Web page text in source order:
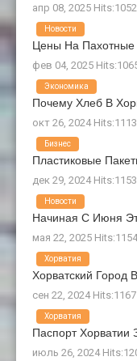
апр 08, 2025 Hits:1052
Цены На
фев 04, 2025
Новости
Почему Хлеб В
окт 26, 2024 Hits:1113
Экономика
Пластиковые
дек 29, 2024 Hits:1153
Бизнес
Начиная С Июня
мая 22, 2025 Hits:1154
Новости
Хорватский
сен 22, 2024 Hits:1167
Хорватия
Паспорт
июль 26, 2024
Хорватия